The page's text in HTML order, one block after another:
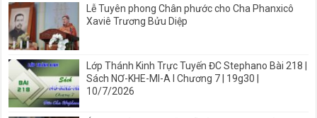
Lễ Tuyên phong Chân phước cho Cha Phanxicô
Xaviê Trương Bửu Diệp
Lớp Thánh Kinh Trực Tuyến ĐC Stephano Bài 218 |
Sách NƠ-KHE-MI-A I Chương 7 | 19g30 |
10/7/2026